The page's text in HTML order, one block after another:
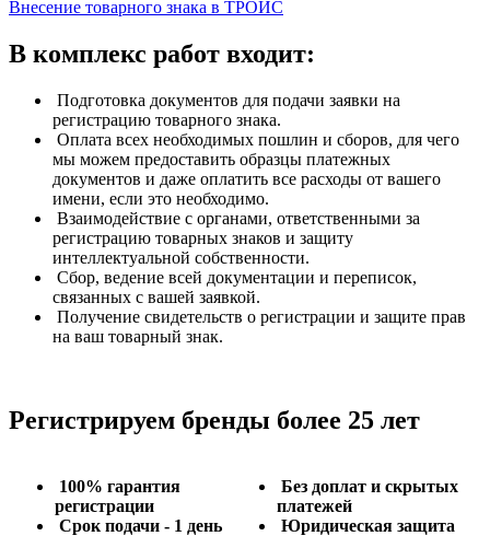
Внесение товарного знака в ТРОИС
В комплекс работ входит:
Подготовка документов для подачи заявки на
регистрацию товарного знака.
Оплата всех необходимых пошлин и сборов, для чего
мы можем предоставить образцы платежных
документов и даже оплатить все расходы от вашего
имени, если это необходимо.
Взаимодействие с органами, ответственными за
регистрацию товарных знаков и защиту
интеллектуальной собственности.
Сбор, ведение всей документации и переписок,
связанных с вашей заявкой.
Получение свидетельств о регистрации и защите прав
на ваш товарный знак.
Регистрируем бренды более 25 лет
100% гарантия
регистрации
Срок подачи - 1 день
Без доплат и скрытых
платежей
Юридическая защита